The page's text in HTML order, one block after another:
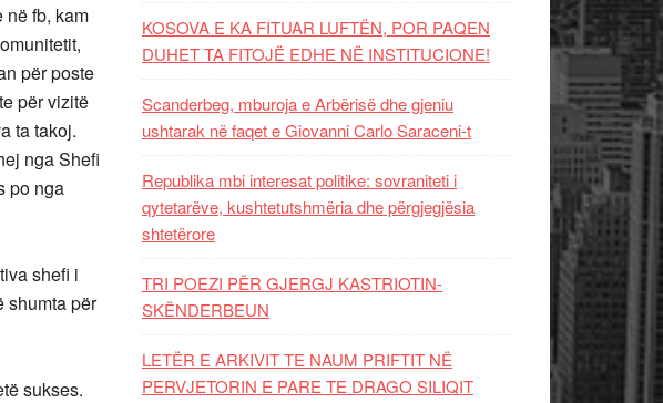
në fb, kam
për poste
për vizitë
ta takoj.
nga Shefi
po nga
shefi i
shumta për
sukses.
KOSOVA E KA FITUAR LUFTËN, POR PAQEN
DUHET TA FITOJË EDHE NË INSTITUCIONE!
Scanderbeg, mburoja e Arbërisë dhe gjeniu
ushtarak në faqet e Giovanni Carlo Saraceni-t
Republika mbi interesat politike: sovraniteti i
qytetarëve, kushtetutshmëria dhe përgjegjësia
shtetërore
TRI POEZI PËR GJERGJ KASTRIOTIN-
SKËNDERBEUN
LETËR E ARKIVIT TE NAUM PRIFTIT NË
PERVJETORIN E PARE TE DRAGO SILIQIT